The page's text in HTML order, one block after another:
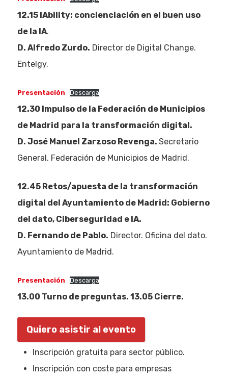
12.15 IAbility: concienciación en el buen uso
de la IA.
D. Alfredo Zurdo. Director de Digital Change.
Entelgy.
Presentación Descarga
12.30 Impulso de la Federación de Municipios
de Madrid para la transformación digital.
D. José Manuel Zarzoso Revenga. Secretario
General. Federación de Municipios de Madrid.
12.45 Retos/apuesta de la transformación
digital del Ayuntamiento de Madrid: Gobierno
del dato, Ciberseguridad e IA.
D. Fernando de Pablo. Director. Oficina del dato.
Ayuntamiento de Madrid.
Presentación Descarga
13.00 Turno de preguntas. 13.05 Cierre.
Quiero asistir al evento
Inscripción gratuita para sector público.
Inscripción con coste para empresas